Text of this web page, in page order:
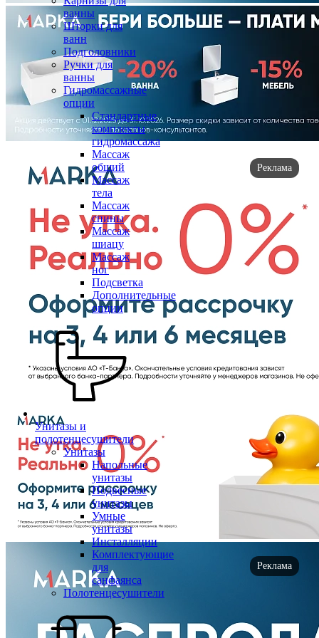
ванны
Шторки для
ванн
Подголовники
Ручки для
ванны
Гидромассажные
опции
Стандартные
комплекты
гидромассажа
Массаж
общий
Массаж
тела
Массаж
спины
Массаж
шиацу
Массаж
ног
Подсветка
Дополнительные
опции
Унитазы и
полотенцесушители
Унитазы
Напольные
унитазы
Подвесные
унитазы
Умные
унитазы
Инсталляции
Комплектующие
для
санфаянса
Полотенцесушители
Реклама
Реклама